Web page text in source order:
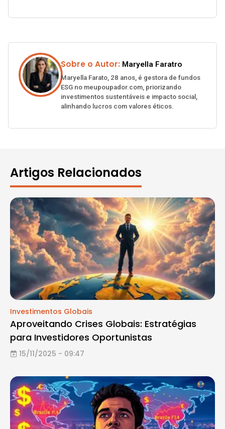
Sobre o Autor: Maryella Faratro
Maryella Farato, 28 anos, é gestora de fundos
ESG no meupoupador.com, priorizando
investimentos sustentáveis e impacto social,
alinhando lucros com valores éticos.
Artigos Relacionados
Investimentos Globais
Aproveitando Crises Globais: Estratégias
para Investidores Oportunistas
15/11/2025 - 09:47